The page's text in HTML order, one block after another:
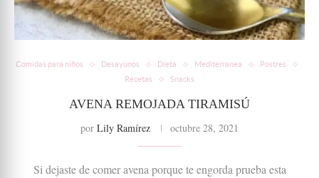
Comidas para niños Desayunos Dieta Mediterranea
Postres
Recetas
Snacks
AVENA REMOJADA TIRAMISÚ
por Lily Ramírez octubre 28, 2021
Si dejaste de comer avena porque te engorda prueba esta